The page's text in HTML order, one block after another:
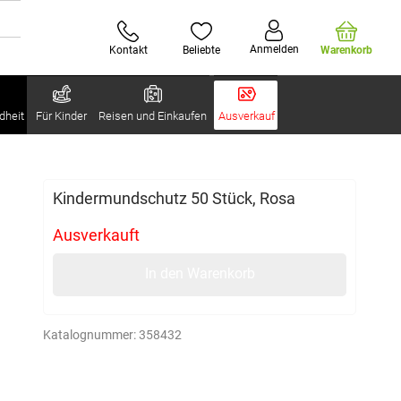
Kontakt Beliebte Anmelden Warenkorb
Für Kinder Reisen und Einkaufen Ausverkauf
Kindermundschutz 50 Stück, Rosa
Ausverkauft
Katalognummer:358432